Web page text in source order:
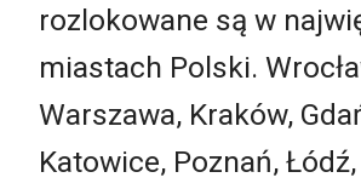
rozlokowane są w
miastach Polski.
Warszawa, Kraków,
Katowice, Poznań,